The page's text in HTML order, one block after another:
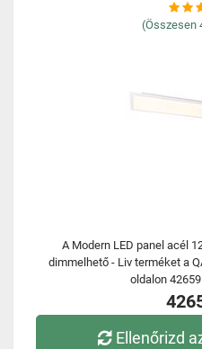
(Összesen
A Modern LED panel acél
dimmelhető - Liv terméket a
oldalon
Ellenőrizd